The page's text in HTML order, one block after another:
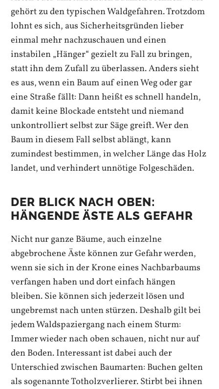
gehört zu den typischen Waldgefahren. Trotzdom
lohnt es sich, aus Sicherheitsgründen lieber
einmal mehr nachzuschauen und einen
instabilen „Hänger“ gezielt zu Fall zu bringen,
statt ihn dem Zufall zu überlassen. Anders sieht
es aus, wenn ein Baum auf einen Weg oder gar
eine Straße fällt: Dann heißt es schnell handeln,
damit keine Blockade entsteht und niemand
unkontrolliert selbst zur Säge greift. Wer den
Baum in diesem Fall selbst ablängt, kann
zumindest bestimmen, in welcher Länge das Holz
landet, und verhindert unnötige Folgeschäden.
DER BLICK NACH OBEN:
HÄNGENDE ÄSTE ALS GEFAHR
Nicht nur ganze Bäume, auch einzelne
abgebrochene Äste können zur Gefahr werden,
wenn sie sich in der Krone eines Nachbarbaums
verfangen haben und dort einfach hängen
bleiben. Sie können sich jederzeit lösen und
ungebremst nach unten stürzen. Deshalb gilt bei
jedem Waldspaziergang nach einem Sturm:
Immer wieder nach oben schauen, nicht nur auf
den Boden. Interessant ist dabei auch der
Unterschied zwischen Baumarten: Buchen gelten
als sogenannte Totholzverlierer. Stirbt bei ihnen